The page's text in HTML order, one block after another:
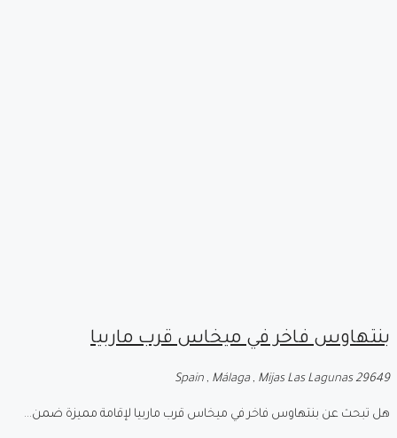
بنتهاوس فاخر في ميخاس قرب ماربيا
Spain , Málaga , Mijas Las Lagunas 29649
هل تبحث عن بنتهاوس فاخر في ميخاس قرب ماربيا لإقامة مميزة ضمن...